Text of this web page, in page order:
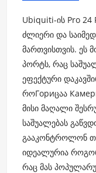
Ubiquiti-ის Pro 24
ძლიერი და
მართვისთვის. ეს
პორტს, რაც
ეფექტური
როГориცაა
მისი მაღალი
საშუალებას
გააკონტროლონ
იდეალურია
რაც მას